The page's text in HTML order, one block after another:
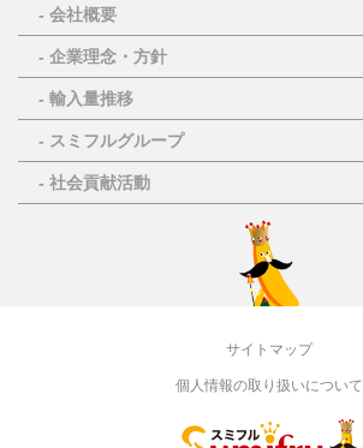
- 会社概要
- 企業理念・方針
- 輸入量推移
- スミフルグループ
- 社会貢献活動
サイトマップ
個人情報の取り扱いについて